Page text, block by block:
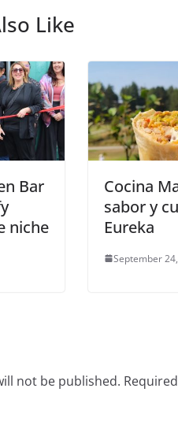
Like
Bar
niche
Cocina
sabor y
Eureka
September
not be published.